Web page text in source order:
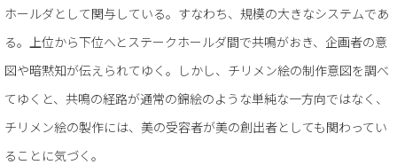
ホールダとして関与している。すなわち、規模の大きなシステムであ
る。上位から下位へとステークホールダ間で共鳴がおき、企画者の意
図や暗黙知が伝えられてゆく。しかし、チリメン絵の制作意図を調べ
てゆくと、共鳴の経路が通常の錦絵のような単純な一方向ではなく、
チリメン絵の製作には、美の受容者が美の創出者としても関わってい
ることに気づく。